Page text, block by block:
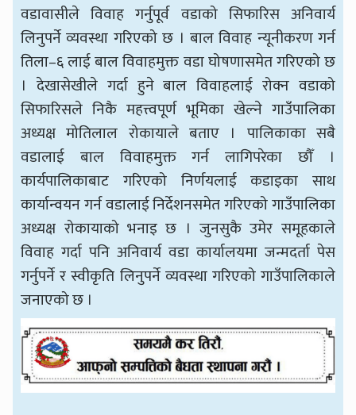
वडावासीले विवाह गर्नुपूर्व वडाको सिफारिस अनिवार्य
लिनुपर्ने व्यवस्था गरिएको छ । बाल विवाह न्यूनीकरण गर्न
तिला–६ लाई बाल विवाहमुक्त वडा घोषणासमेत गरिएको छ
। देखासेखीले गर्दा हुने बाल विवाहलाई रोक्न वडाको
सिफारिसले निकै महत्त्वपूर्ण भूमिका खेल्ने गाउँपालिका
अध्यक्ष मोतिलाल रोकायाले बताए । पालिकाका सबै
वडालाई बाल विवाहमुक्त गर्न लागिपरेका छौँ ।
कार्यपालिकाबाट गरिएको निर्णयलाई कडाइका साथ
कार्यान्वयन गर्न वडालाई निर्देशनसमेत गरिएको गाउँपालिका
अध्यक्ष रोकायाको भनाइ छ । जुनसुकै उमेर समूहकाले
विवाह गर्दा पनि अनिवार्य वडा कार्यालयमा जन्मदर्ता पेस
गर्नुपर्ने र स्वीकृति लिनुपर्ने व्यवस्था गरिएको गाउँपालिकाले
जनाएको छ ।